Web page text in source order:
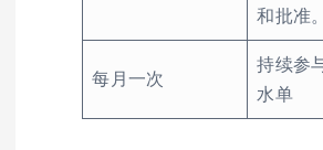
和批准。
每月一次
持续参
水单